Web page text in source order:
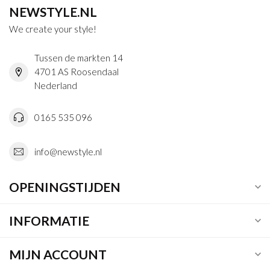
NEWSTYLE.NL
We create your style!
Tussen de markten 14
4701 AS Roosendaal
Nederland
0165 535 096
info@newstyle.nl
OPENINGSTIJDEN
INFORMATIE
MIJN ACCOUNT